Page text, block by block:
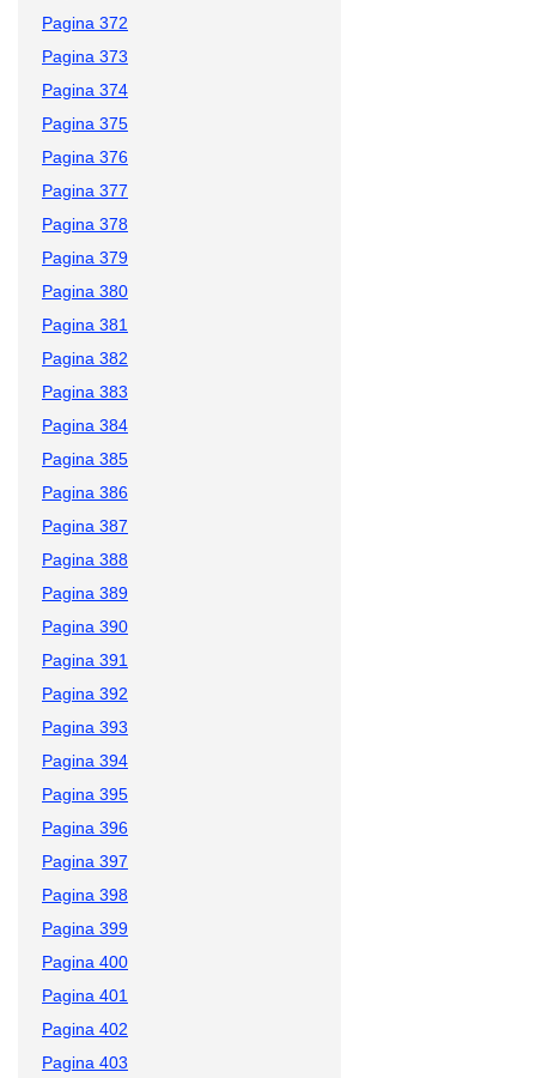
Pagina 372
Pagina 373
Pagina 374
Pagina 375
Pagina 376
Pagina 377
Pagina 378
Pagina 379
Pagina 380
Pagina 381
Pagina 382
Pagina 383
Pagina 384
Pagina 385
Pagina 386
Pagina 387
Pagina 388
Pagina 389
Pagina 390
Pagina 391
Pagina 392
Pagina 393
Pagina 394
Pagina 395
Pagina 396
Pagina 397
Pagina 398
Pagina 399
Pagina 400
Pagina 401
Pagina 402
Pagina 403